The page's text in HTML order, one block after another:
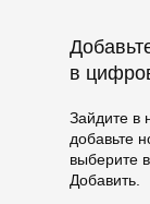
в
Зайдите в
добавьте
выберите
Добавить.